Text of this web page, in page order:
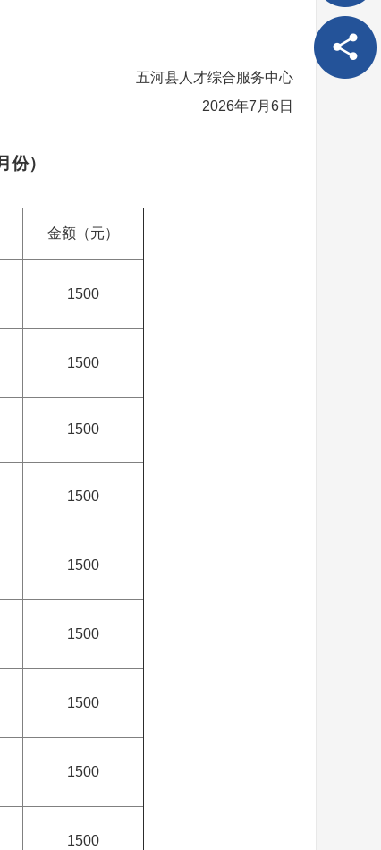
五河县人才综合服务中心
2026年7月6日
）
金额（元）
1500
1500
1500
1500
1500
1500
1500
1500
1500